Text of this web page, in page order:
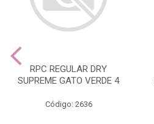
RPC REGULAR DRY
SUPREME GATO VERDE 4
Código: 2636